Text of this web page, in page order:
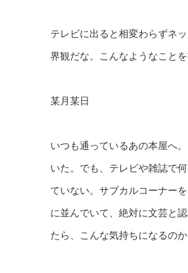
テレビに出ると相変わらずネ
界観だな。こんなようなこと
某月某日
いつも通っているあの本屋へ
いた。でも、テレビや雑誌で
ていない。サブカルコーナー
に並んでいて、絶対に文芸と
たら、こんな気持ちになるのか